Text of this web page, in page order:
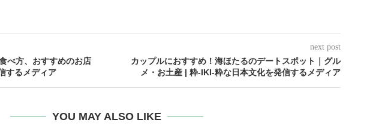
べ方、おすすめのお店
するメディア
next post
カップルにおすすめ！海ほたるのデートスポット｜グル
メ・お土産 | 粋-IKI-粋な日本文化を発信するメディア
YOU MAY ALSO LIKE